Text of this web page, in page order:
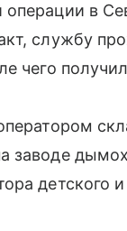
операции в
службу
чего
заводе